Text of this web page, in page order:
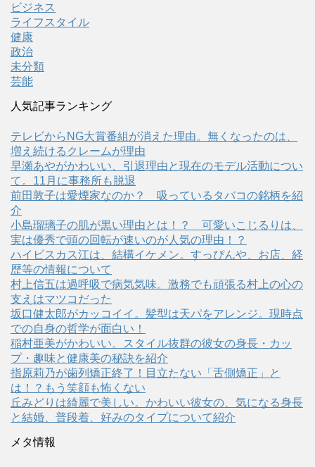
ビジネス
ライフスタイル
健康
政治
未分類
芸能
人気記事ランキング
テレビからNG大賞番組が消えた理由。無くなったのは、
増え続けるクレームが理由
早瀬あやがかわいい、引退理由と現在のモデル活動につい
て。11月に事務所も脱退
前田敦子は愛煙家なのか？ 吸っているタバコの銘柄を紹
介
小島瑠璃子の肌が黒い理由とは！？ 可愛いこじるりは、
実は優秀で頭の回転が速いのが人気の理由！？
ハイビスカス江は、結構イケメン。すっぴんや、お店、経
歴等の情報について
村上信五は過呼吸で病気気味。激務でも頑張る村上の心の
支えはマツコだった
坂口健太郎がカッコイイ。髪型は天パをアレンジ。現時点
での自身の哲学が面白い！
稲村亜美がかわいい。スタイル抜群の彼女の身長・カッ
プ・趣味と健康美の秘訣を紹介
指原莉乃が歯列矯正終了！目立たない「舌側矯正」と
は！？もう笑顔も怖くない
丘みどりは綺麗で美しい。かわいい彼女の、気になる身長
と結婚、普段着、好みのタイプについて紹介
メタ情報